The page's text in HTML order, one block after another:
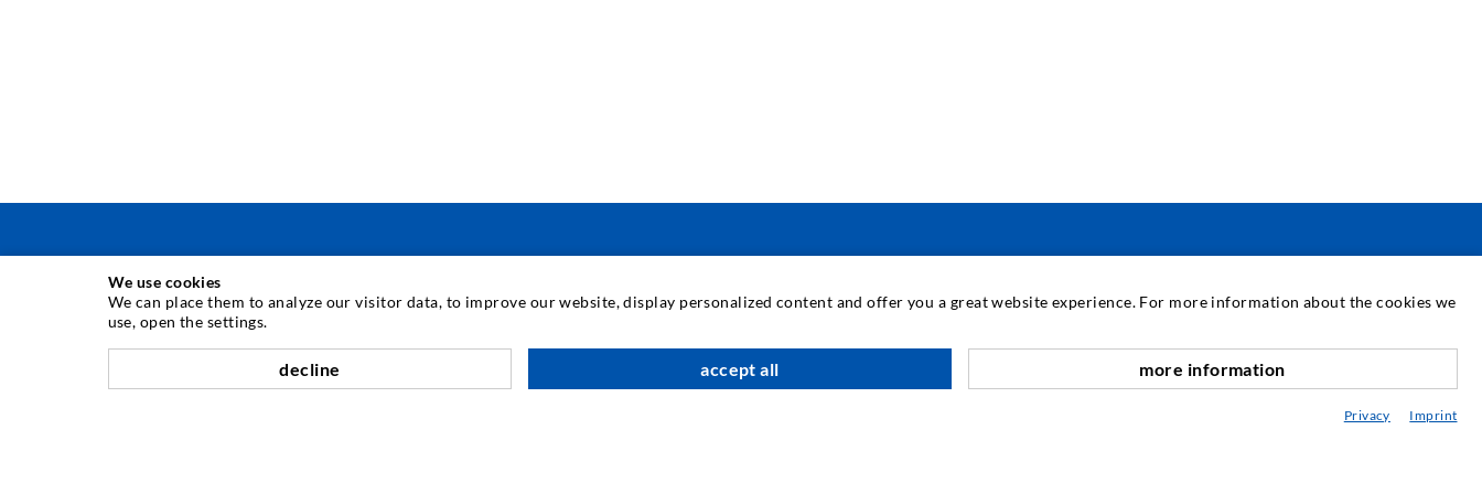
ΤΕΧΝΟΛΟΓΙΑ ΕΓΧΥΣΗΣ
Εγχύσεις σε ρωγμές
Οριζόντια σφράγιση
ΜΗΧΑΝΙΚΉ ΚΑΙ ΤΕΧΝΟΛΟΓΊΑ ΣΈΡΒΙΣ
Τεχνική βιβλιοθήκη
Παροχή συμβουλών / Σχεδιασμός / Εφαρμογή
We use cookies
We can place them to analyze our visitor data, to improve our website, display personalized content and offer you a great website experience. For more information about the cookies we
use, open the settings.
decline accept all more information
Privacy Imprint